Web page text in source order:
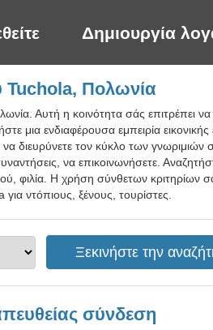
Δημιουργία
Πολωνία
Αυτή η κοινότητα σάς επιτρέπει να
μια ενδιαφέρουσα εμπειρία
διευρύνετε τον κύκλο των
να επικοινωνήσετε.
φιλία. Η χρήση σύνθετων κριτηρίων
ντόπιους, ξένους, τουρίστες.
σύνδεση